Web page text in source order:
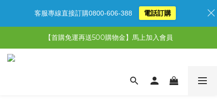
【限時特惠】全館滿1,000送500購物金！
【限時特惠】超值5選3，最高現省1,770元
【首購免運再送500購物金】馬上加入會員
客服專線直接訂購0800-606-388 電話訂購